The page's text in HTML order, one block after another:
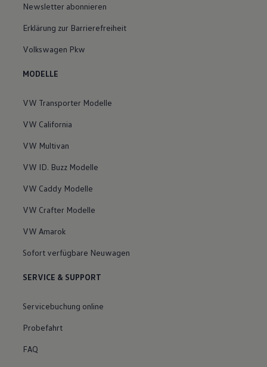
Newsletter abonnieren
Erklärung zur Barrierefreiheit
Volkswagen Pkw
MODELLE
VW Transporter Modelle
VW California
VW Multivan
VW ID. Buzz Modelle
VW Caddy Modelle
VW Crafter Modelle
VW Amarok
Sofort verfügbare Neuwagen
SERVICE & SUPPORT
Servicebuchung online
Probefahrt
FAQ